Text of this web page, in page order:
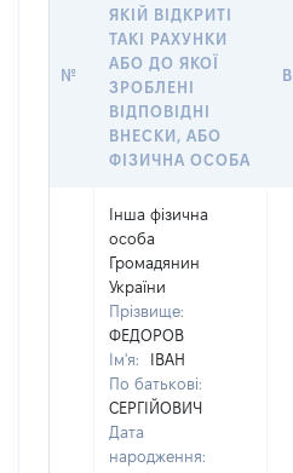
№
ЯКІЙ ВІДКРИТІ
ТАКІ РАХУНКИ
АБО ДО ЯКОЇ
ЗРОБЛЕНІ
ВІДПОВІДНІ
ВНЕСКИ, АБО
ФІЗИЧНА ОСОБА
Інша фізична
особа
Громадянин
України
Прізвище:
ФЕДОРОВ
Ім'я:
ІВАН
По батькові:
СЕРГІЙОВИЧ
Дата
народження: